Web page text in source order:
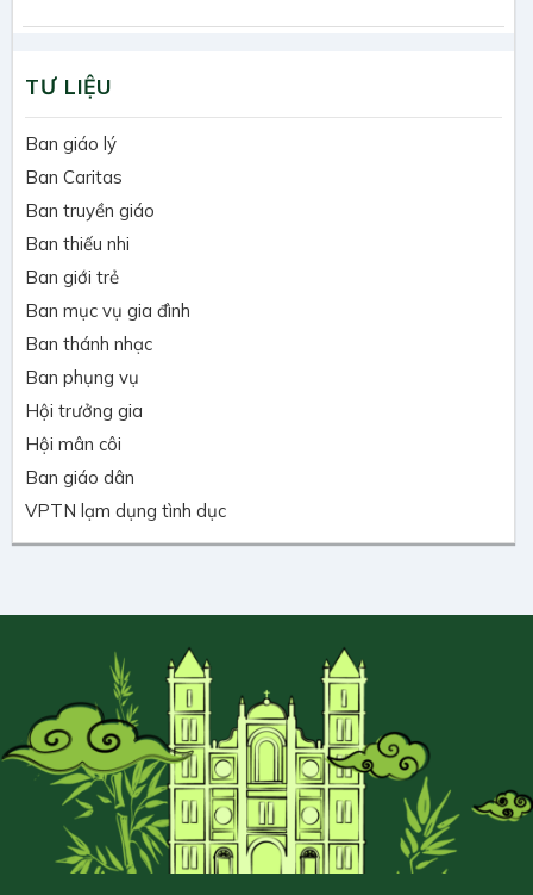
TƯ LIỆU
Ban giáo lý
Ban Caritas
Ban truyền giáo
Ban thiếu nhi
Ban giới trẻ
Ban mục vụ gia đình
Ban thánh nhạc
Ban phụng vụ
Hội trưởng gia
Hội mân côi
Ban giáo dân
VPTN lạm dụng tình dục